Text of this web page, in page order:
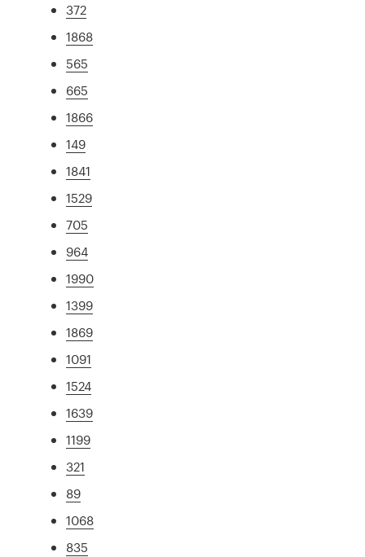
372
1868
565
665
1866
149
1841
1529
705
964
1990
1399
1869
1091
1524
1639
1199
321
89
1068
835